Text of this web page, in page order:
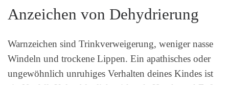
Anzeichen von Dehydrierung
Warnzeichen sind Trinkverweigerung, weniger nasse
Windeln und trockene Lippen. Ein apathisches oder
ungewöhnlich unruhiges Verhalten deines Kindes ist